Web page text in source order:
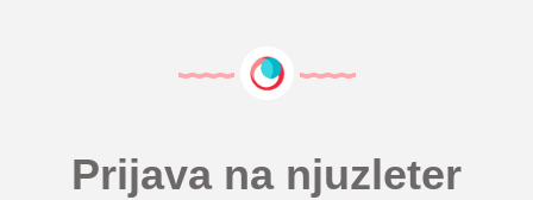
Prijava na njuzleter